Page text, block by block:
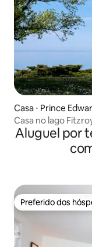
Casa ⋅ Prince
Casa no lago
beira-mar
Aluguel por
Preferido dos
Preferido dos